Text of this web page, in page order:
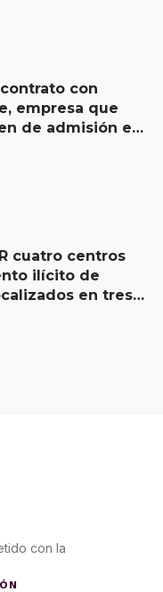
con
empresa que
de admisión en
cuatro centros
ilícito de
en tres
con la